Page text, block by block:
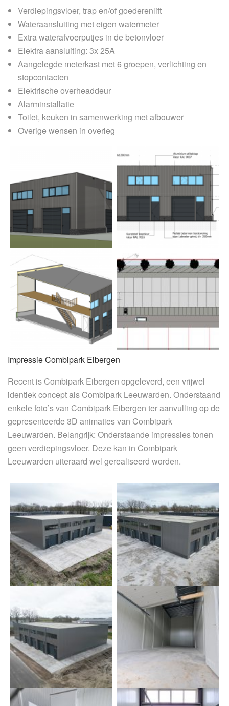
Verdiepingsvloer, trap en/of goederenlift
Wateraansluiting met eigen watermeter
Extra waterafvoerputjes in de betonvloer
Elektra aansluiting: 3x 25A
Aangelegde meterkast met 6 groepen, verlichting en
stopcontacten
Elektrische overheaddeur
Alarminstallatie
Toilet, keuken in samenwerking met afbouwer
Overige wensen in overleg
Impressie Combipark Eibergen
Recent is Combipark Eibergen opgeleverd, een vrijwel
identiek concept als Combipark Leeuwarden. Onderstaand
enkele foto’s van Combipark Eibergen ter aanvulling op de
gepresenteerde 3D animaties van Combipark
Leeuwarden. Belangrijk: Onderstaande impressies tonen
geen verdiepingsvloer. Deze kan in Combipark
Leeuwarden uiteraard wel gerealiseerd worden.